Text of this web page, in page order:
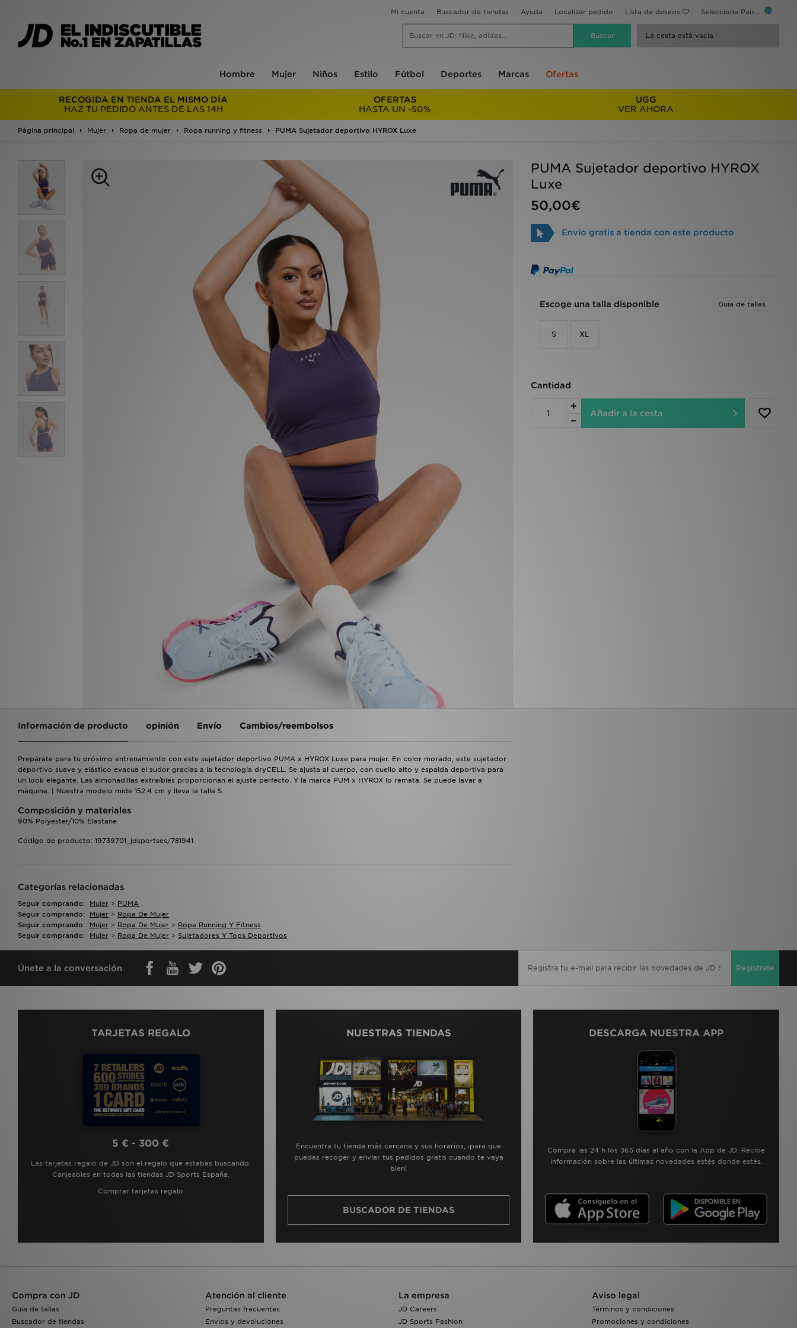
Mi cuenta Buscador de tiendas Ayuda Localizar pedido Lista de deseos Selecciona País...
La cesta está vacía
Hombre Mujer Niños Estilo Fútbol Deportes Marcas Ofertas
RECOGIDA EN TIENDA EL MISMO DÍA
HAZ TU PEDIDO ANTES DE LAS 14H
OFERTAS
HASTA UN -50%
UGG
VER AHORA
Página principal Mujer Ropa de mujer Ropa running y fitness PUMA Sujetador deportivo HYROX Luxe
PUMA Sujetador deportivo HYROX
Luxe
50,00€
Envío gratis a tienda con este producto
Escoge una talla disponible Guía de tallas
S XL
Cantidad
Añadir a la cesta
Información de producto opinión Envío Cambios/reembolsos
Prepárate para tu próximo entrenamiento con este sujetador deportivo PUMA x HYROX Luxe para mujer. En color morado, este sujetador
deportivo suave y elástico evacua el sudor gracias a la tecnología dryCELL. Se ajusta al cuerpo, con cuello alto y espalda deportiva para
un look elegante. Las almohadillas extraíbles proporcionan el ajuste perfecto. Y la marca PUM x HYROX lo remata. Se puede lavar a
máquina. | Nuestra modelo mide 152.4 cm y lleva la talla S.
Composición y materiales
90% Polyester/10% Elastane
Código de producto: 19739701_jdsportses/781941
Categorías relacionadas
Seguir comprando: Mujer > PUMA
Seguir comprando:
Mujer > Ropa De Mujer
Seguir comprando:
Mujer > Ropa De Mujer > Ropa Running Y Fitness
Seguir comprando:
Mujer > Ropa De Mujer > Sujetadores Y Tops Deportivos
Únete a la conversación Regístrate
TARJETAS REGALO
5 € - 300 €
Las tarjetas regalo de JD son el regalo que estabas buscando.
Canjeables en todas las tiendas JD Sports España.
Comprar tarjetas regalo
NUESTRAS TIENDAS
Encuentra tu tienda más cercana y sus horarios, ¡para que
puedas recoger y enviar tus pedidos gratis cuando te vaya
bien!
BUSCADOR DE TIENDAS
DESCARGA NUESTRA APP
Compra las 24 h los 365 días al año con la App de JD. Recibe
información sobre las últimas novedades estés donde estés.
Compra con JD
Guía de tallas
Buscador de tiendas
Atención al cliente
Preguntas frecuentes
Envíos y devoluciones
La empresa
JD Careers
JD Sports Fashion
Aviso legal
Términos y condiciones
Promociones y condiciones